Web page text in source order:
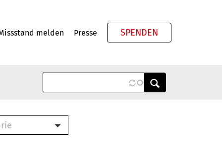
melden Presse SPENDEN